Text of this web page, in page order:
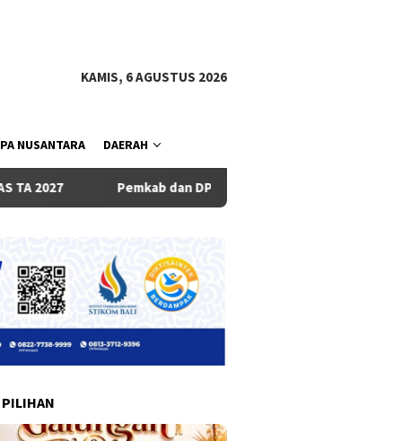
KAMIS, 6 AGUSTUS 2026
NUSANTARA DAERAH
Pemkab dan DPRD Badung Sepakati KUA-PPAS 2027, Belanja